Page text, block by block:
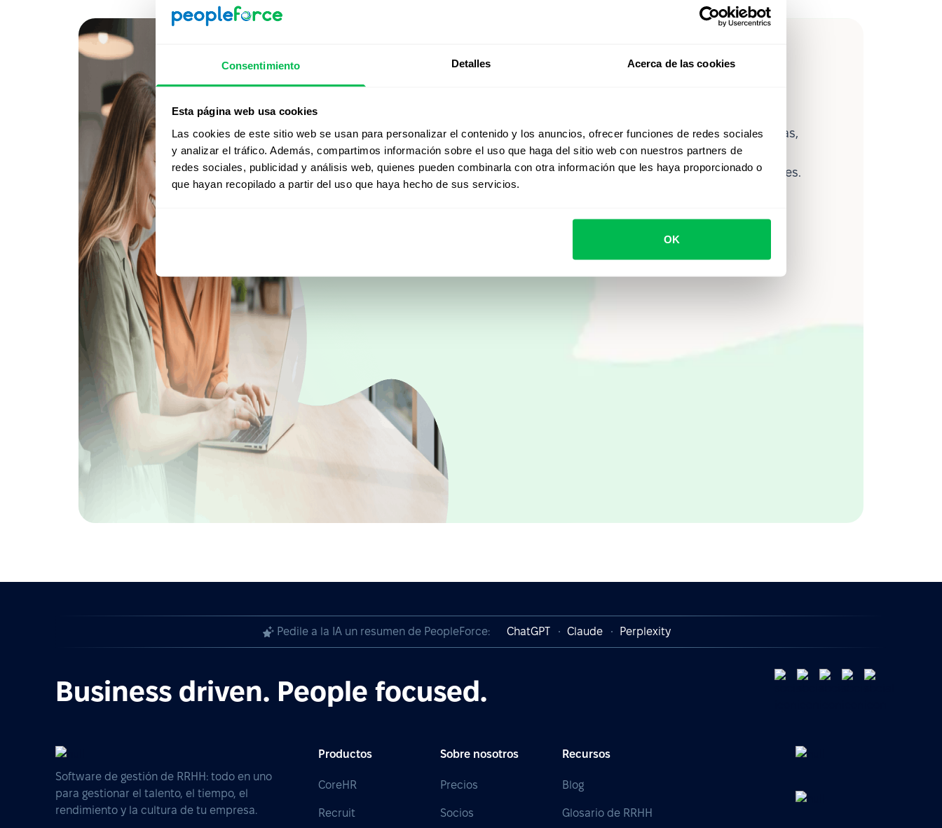
Consentimiento Detalles Acerca de las cookies
Esta página web usa cookies
Las cookies de este sitio web se usan para personalizar el contenido y los anuncios, ofrecer funciones de redes sociales
y analizar el tráfico. Además, compartimos información sobre el uso que haga del sitio web con nuestros partners de
redes sociales, publicidad y análisis web, quienes pueden combinarla con otra información que les haya proporcionado o
que hayan recopilado a partir del uso que haya hecho de sus servicios.
OK
Mirá PeopleForce en
Desde Core HR hasta analítica avanzada de personas,
descubrí cómo PeopleForce ayuda a los equipos a
automatizar procesos y ahorrar hasta 80 horas al mes.
Ver demo en vivo Ver video
Pedile a la IA un resumen de PeopleForce: ChatGPT Claude Perplexity
Business driven. People focused.
Software de gestión de RRHH: todo en uno
para gestionar el talento, el tiempo, el
rendimiento y la cultura de tu empresa.
Productos
CoreHR
Recruit
Sobre nosotros
Precios
Socios
Recursos
Blog
Glosario de RRHH